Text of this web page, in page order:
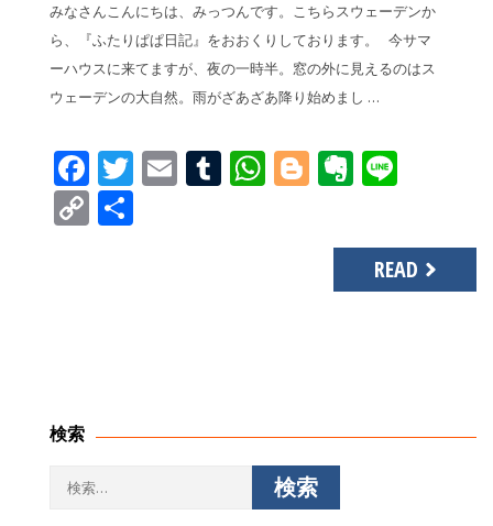
みなさんこんにちは、みっつんです。こちらスウェーデンか
ら、『ふたりぱぱ日記』をおおくりしております。 今サマ
ーハウスに来てますが、夜の一時半。窓の外に見えるのはス
ウェーデンの大自然。雨がざあざあ降り始めまし …
Facebook
Twitter
EmailTumblr
WhatsApp
Blogger
Copy
READ
検索